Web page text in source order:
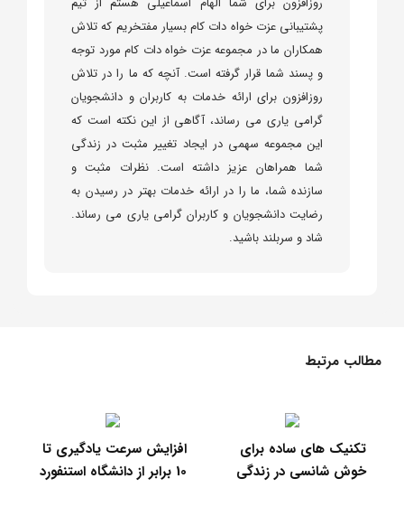
پشتیبانی عزت خواه دات کام بسیار مفتخریم که تلاش
همکاران ما در مجموعه عزت خواه دات کام مورد توجه
و پسند شما قرار گرفته است. آنچه که ما را در تلاش
روزافزون برای ارائه خدمات به کاربران و دانشجویان
گرامی یاری می رساند، آگاهی از این نکته است که
این مجموعه سهمی در ایجاد تغییر مثبت در زندگی
شما همراهان عزیز داشته است. نظرات مثبت و
سازنده شما، ما را در ارائه خدمات بهتر در رسیدن به
رضایت دانشجویان و کاربران گرامی یاری می رساند.
شاد و سربلند باشید.
مطالب مرتبط
تکنیک های ساده برای
خوش شانسی در زندگی
بهترین روش مطالعه سریع
و دقیق کتاب